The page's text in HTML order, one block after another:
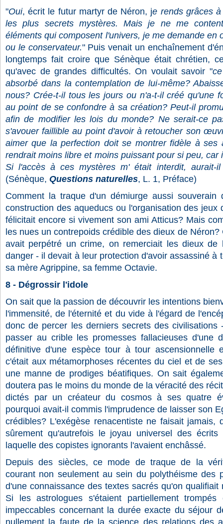
"Oui, écrit le futur martyr de Néron, je rends grâces
les plus secrets mystères. Mais je ne me
éléments qui composent l'univers, je me demande en
ou le conservateur." Puis venait un enchaînement
longtemps fait croire que Sénèque était chrétien,
qu'avec de grandes difficultés. On voulait savoir "
absorbé dans la contemplation de lui-même?
nous? Crée-t-il tous les jours ou n'a-t-il créé qu'une
au point de se confondre à sa création? Peut-il
afin de modifier les lois du monde? Ne serait-ce
s'avouer faillible au point d'avoir à retoucher son
aimer que la perfection doit se montrer fidèle à ses
rendrait moins libre et moins puissant pour si peu, car
Si l'accès à ces mystères m' était interdit, aurait-
(Sénèque, Questions naturelles, L. 1, Préface)
Comment la traque d'un démiurge aussi souverain
construction des aqueducs ou l'organisation des jeux
félicitait encore si vivement son ami Atticus? Mais
les nues un contrepoids crédible des dieux de
avait perpétré un crime, on remerciait les dieux de
danger - il devait à leur protection d'avoir assassiné à
sa mère Agrippine, sa femme Octavie.
8 - Dégrossir l'idole
On sait que la passion de découvrir les intentions
l'immensité, de l'éternité et du vide à l'égard de
donc de percer les derniers secrets des civilisations
passer au crible les promesses fallacieuses d'une
définitive d'une espèce tour à tour ascensionnelle
c'était aux métamorphoses récentes du ciel et de
une manne de prodiges béatifiques. On sait
doutera pas le moins du monde de la véracité des
dictés par un créateur du cosmos à ses quatre
pourquoi avait-il commis l'imprudence de laisser son
crédibles? L'exégèse renacentiste ne faisait jamais,
sûrement qu'autrefois le joyau universel des
laquelle des copistes ignorants l'avaient enchâssé.
Depuis des siècles, ce mode de traque de la
courant non seulement au sein du polythéisme
d'une connaissance des textes sacrés qu'on qualifiait
Si les astrologues s'étaient partiellement trompés
impeccables concernant la durée exacte du séjour
nullement la faute de la science des relations des